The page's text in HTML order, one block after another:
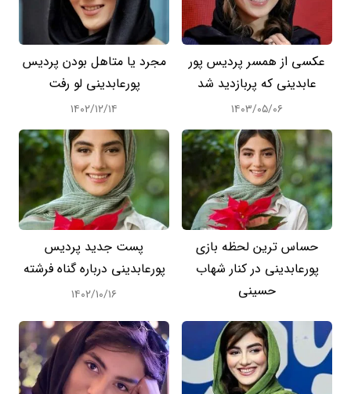
عکسی از همسر پردیس پور
عابدینی که پربازدید شد
۱۴۰۳/۰۵/۰۶
مجرد یا متاهل بودن پردیس
پورعابدینی لو رفت
۱۴۰۲/۱۲/۱۴
حساس ترین لحظه بازی
پورعابدینی در کنار شهاب
حسینی
پست جدید پردیس
پورعابدینی درباره گناه فرشته
۱۴۰۲/۱۰/۱۶